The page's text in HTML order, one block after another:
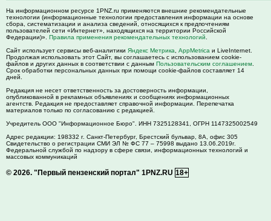
На информационном ресурсе 1PNZ.ru применяются внешние рекомендательные
технологии (информационные технологии предоставления информации на основе
сбора, систематизации и анализа сведений, относящихся к предпочтениям
пользователей сети «Интернет», находящихся на территории Российской
Федерации)». Правила применения рекомендательных технологий
Сайт использует сервисы веб-аналитики Яндекс Метрика AppMetrica и LiveInternet.
Продолжая использовать этот Сайт, вы соглашаетесь с использованием cookie-
файлов и других данных в соответствии с данным Пользовательским соглашением
Срок обработки персональных данных при помощи cookie-файлов составляет 14
дней.
Редакция не несет ответственность за достоверность информации,
опубликованной в рекламных объявлениях и сообщениях информационных
агентств. Редакция не предоставляет справочной информации. Перепечатка
материалов только по согласованию с редакцией.
Учредитель ООО "Информационное Бюро". ИНН 7325128341, ОГРН 1147325002549
Адрес редакции: 198332 г. Санкт-Петербург, Брестский бульвар, 8А, офис 305
Свидетельство о регистрации СМИ ЭЛ № ФС 77 – 75998 выдано 13.06.2019г.
Федеральной службой по надзору в сфере связи, информационных технологий и
массовых коммуникаций
© 2026. "Первый пензенский портал" 1PNZ.RU 18+